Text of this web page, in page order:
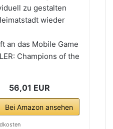
zu gestalten
wieder
an das Mobile Game
Champions of the
56,01 EUR
Bei Amazon ansehen